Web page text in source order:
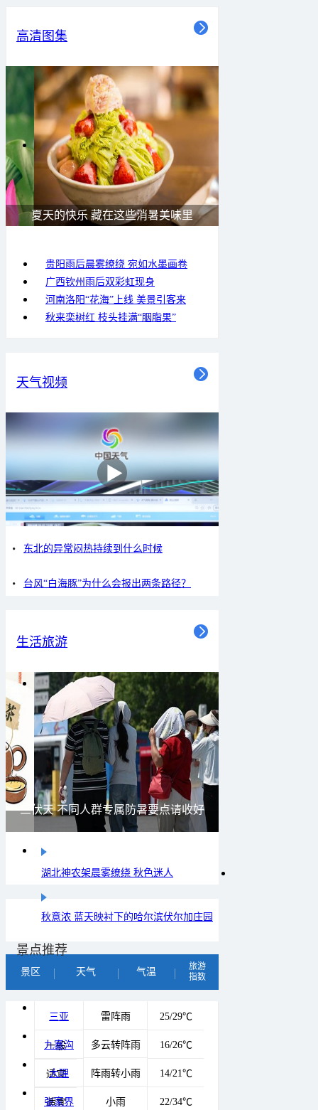
高清图集
广西南宁：盛夏里的“绿野仙踪”
贵阳雨后晨雾缭绕 宛如水墨画卷
广西钦州雨后双彩虹现身
河南洛阳“花海”上线 美景引客来
秋来栾树红 枝头挂满“胭脂果”
天气视频
东北的异常闷热持续到什么时候
台风“白海豚”为什么会报出两条路径？
生活旅游
雨后峨眉沟壑尽显 金顶显真容
湖北神农架晨雾缭绕 秋色迷人
秋意浓 蓝天映衬下的哈尔滨伏尔加庄园
景点推荐
景区 天气 气温
旅游
指数
三亚 雷阵雨 25/29℃
一般
九寨沟 多云转阵雨 16/26℃
适宜
大理 阵雨转小雨 14/21℃
适宜
张家界 小雨 22/34℃